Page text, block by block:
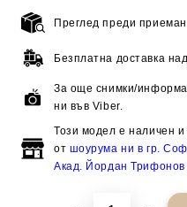
Преглед преди
Безплатна доставка над
За още снимки/
ни във Viber.
Този модел е наличен
от шоурума ни в гр.
Акад. Йордан Трифонов